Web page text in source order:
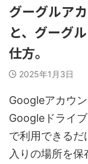
グーグルア
と、グーグ
仕方。
2025年1月3日
Googleアカウ
Googleドライ
で利用できる
入りの場所を